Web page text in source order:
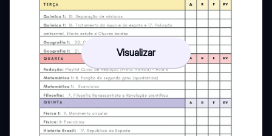
Visualizar